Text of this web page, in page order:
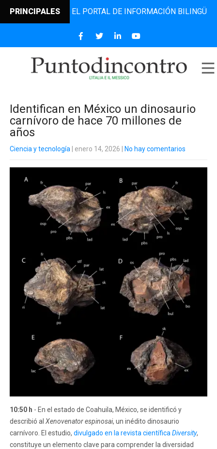
PRINCIPALESEL PORTAL DE INFORMACIÓN BILINGÜE QUE
Identifican en México un dinosaurio
carnívoro de hace 70 millones de
años
Ciencia y tecnología | enero 14, 2026 No hay comentarios
10:50 h - En el estado de Coahuila, México, se identificó y
describió al Xenovenator espinosai, un inédito dinosaurio
carnívoro. El estudio, divulgado en la revista científica Diversity,
constituye un elemento clave para comprender la diversidad